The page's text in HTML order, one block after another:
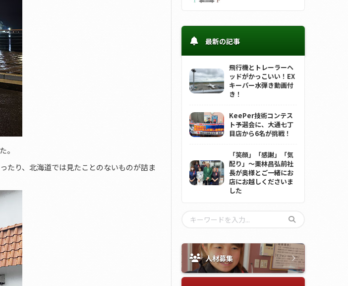
。
たり、北海道では見たことのないものが詰ま
最新の記事
飛行機とトレーラーヘ
ッドがかっこいい！EX
キーパー水弾き動画付
き！
KeePer技術コンテス
ト予選会に、大通七丁
目店から6名が挑戦！
「笑顔」「感謝」「気
配り」～栗林昌弘前社
長が奥様とご一緒にお
店にお越しくださいま
した
人材募集